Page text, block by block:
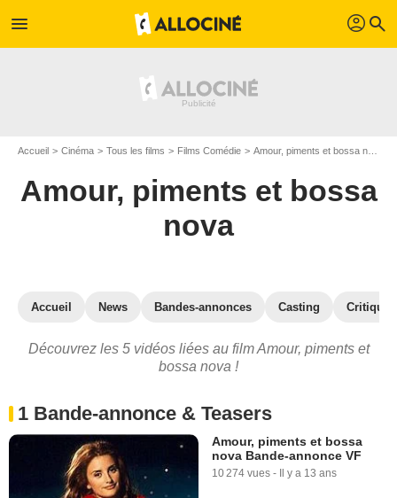
menu profil search
Accueil Cinéma Tous les films Films Comédie Amour, piments et bossa nova
Amour, piments et bossa
nova
Accueil News Bandes-annonces Casting
Découvrez les 5 vidéos liées au film Amour, piments et
bossa nova !
1 Bande-annonce & Teasers
Amour, piments et bossa
nova Bande-annonce VF
10 274 vues - Il y a 13 ans